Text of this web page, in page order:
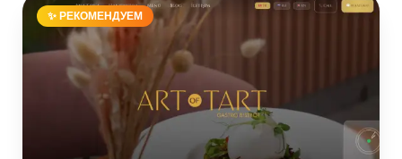
✨ РЕКОМЕНДУЕМ